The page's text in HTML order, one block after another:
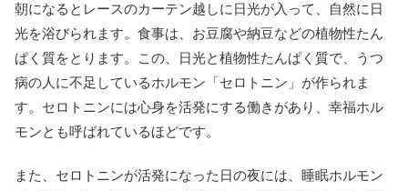
朝になるとレースのカーテン越しに日光が入って、自然に日
光を浴びられます。食事は、お豆腐や納豆などの植物性たん
ぱく質をとります。この、日光と植物性たんぱく質で、うつ
病の人に不足しているホルモン「セロトニン」が作られま
す。セロトニンには心身を活発にする働きがあり、幸福ホル
モンとも呼ばれているほどです。
また、セロトニンが活発になった日の夜には、睡眠ホルモン